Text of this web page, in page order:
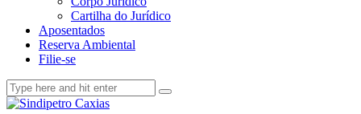
Cartilha do Jurídico
Aposentados
Reserva Ambiental
Filie-se